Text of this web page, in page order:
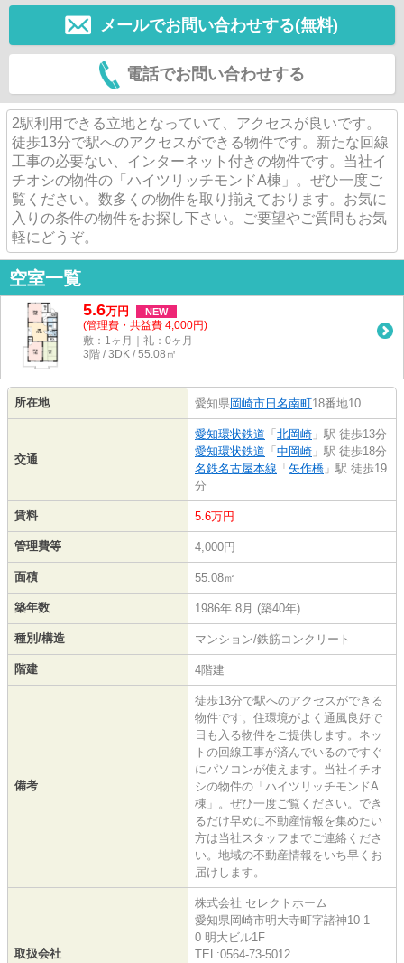
メールでお問い合わせする(無料)
電話でお問い合わせする
2駅利用できる立地となっていて、アクセスが良いです。
徒歩13分で駅へのアクセスができる物件です。新たな回線
工事の必要ない、インターネット付きの物件です。当社イ
チオシの物件の「ハイツリッチモンドA棟」。ぜひ一度ご
覧ください。数多くの物件を取り揃えております。お気に
入りの条件の物件をお探し下さい。ご要望やご質問もお気
軽にどうぞ。
空室一覧
5.6万円 NEW
(管理費・共益費 4,000円)
敷：1ヶ月｜礼：0ヶ月
3階 / 3DK / 55.08㎡
所在地 愛知県岡崎市 日名南町18番地10
交通
愛知環状鉄道 「 北岡崎 」駅 徒歩13分
愛知環状鉄道 「 中岡崎 」駅 徒歩18分
名鉄名古屋本線 「 矢作橋 」駅 徒歩19
分
賃料 5.6万円
管理費等 4,000円
面積 55.08㎡
築年数 1986年 8月 (築40年)
種別/構造 マンション/鉄筋コンクリート
階建 4階建
備考
徒歩13分で駅へのアクセスができる
物件です。住環境がよく通風良好で
日も入る物件をご提供します。ネッ
トの回線工事が済んでいるのですぐ
にパソコンが使えます。当社イチオ
シの物件の「ハイツリッチモンドA
棟」。ぜひ一度ご覧ください。でき
るだけ早めに不動産情報を集めたい
方は当社スタッフまでご連絡くださ
い。地域の不動産情報をいち早くお
届けします。
取扱会社
株式会社 セレクトホーム
愛知県岡崎市明大寺町字諸神10-1
0 明大ビル1F
TEL:0564-73-5012